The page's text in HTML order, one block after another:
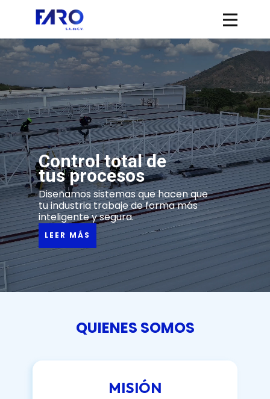
Contr​ol total de
tus procesos
Diseñamos sistemas que hacen que
tu industria trabaje de forma más
inteligente y segura.
LEER MÁS
QUIENES SOMOS
MISIÓN